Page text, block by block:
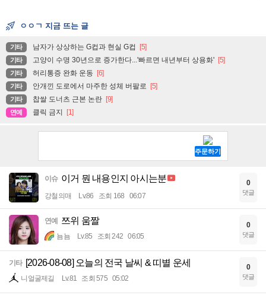
ㅇㅇㄱ 지금 뜨는 글
기타 남자가 상상하는 G컵과 현실 G컵 [5]
기타 고양이 수명 30년으로 증가한다...'빠르면 내년부터 상용화' [5]
기타 허리통증 완화 운동 [6]
기타 안개낀 도로에서 마주한 성체 버팔로 [5]
기타 찹쌀 도너츠 근본 논란 [9]
연예 클릭 금지 [1]
이슈 이거 뭔 내용인지 아시는분
강철의매 Lv.86 조회 168 06:07
0
댓글
연예 쯔위 움짤
뇸뇸 Lv.85 조회 242 06:05
0
댓글
기타 [2026-08-08] 오늘의 전국 날씨 & 띠별 운세
니얼굴제길 Lv.81 조회 575 05:02
0
댓글